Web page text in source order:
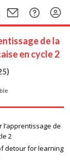
de la
en cycle 2
de
2
detour for learning